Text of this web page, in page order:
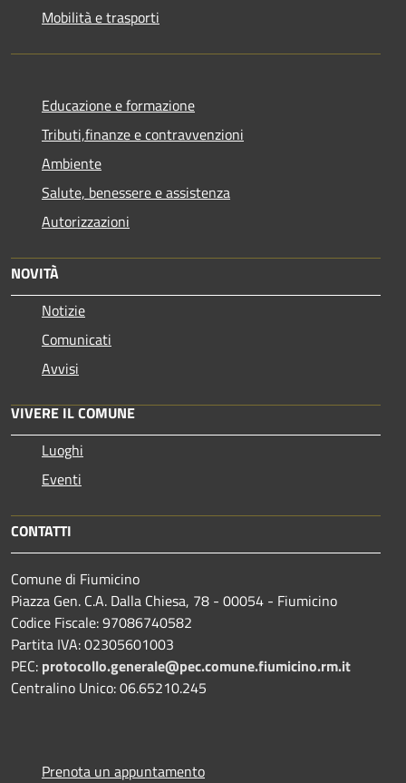
Mobilità e trasporti
Educazione e formazione
Tributi,finanze e contravvenzioni
Ambiente
Salute, benessere e assistenza
Autorizzazioni
NOVITÀ
Notizie
Comunicati
Avvisi
VIVERE IL COMUNE
Luoghi
Eventi
CONTATTI
Comune di Fiumicino
Piazza Gen. C.A. Dalla Chiesa, 78 - 00054 - Fiumicino
Codice Fiscale: 97086740582
Partita IVA: 02305601003
PEC: protocollo.generale@pec.comune.fiumicino.rm.it
Centralino Unico: 06.65210.245
Prenota un appuntamento